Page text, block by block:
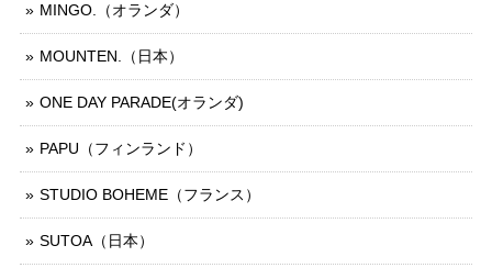
MINGO.（オランダ）
MOUNTEN.（日本）
ONE DAY PARADE(オランダ)
PAPU（フィンランド）
STUDIO BOHEME（フランス）
SUTOA（日本）